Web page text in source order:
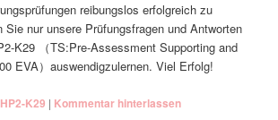
reibungslos erfolgreich zu
Sie nur unsere Prüfungsfragen und Antworten
K29 （TS:Pre-Assessment Supporting and
EVA）auswendigzulernen. Viel Erfolg!
HP2-K29 | Kommentar hinterlassen